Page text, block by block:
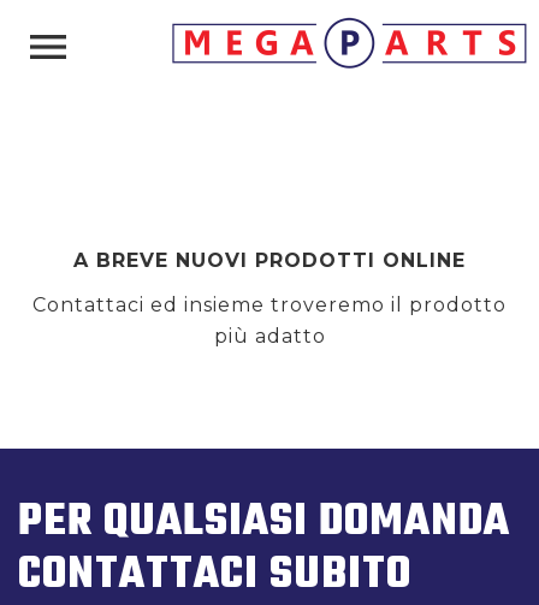

A BREVE NUOVI PRODOTTI ONLINE
Contattaci ed insieme troveremo il prodotto
più adatto
PER QUALSIASI DOMANDA
CONTATTACI SUBITO